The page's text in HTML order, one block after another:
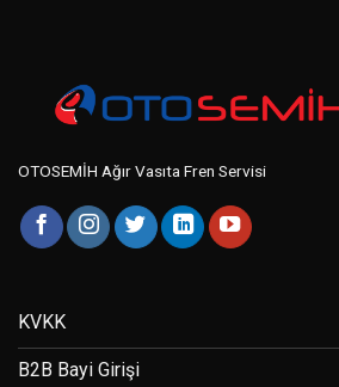
OTOSEMİH Ağır Vasıta Fren Servisi
KVKK
B2B Bayi Girişi